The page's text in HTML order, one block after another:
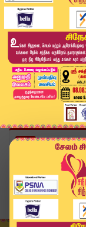
Home
வீடியோ
தவெக ஆட்சி